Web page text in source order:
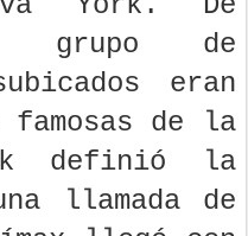
York. De
grupo de
eran
famosas de la
definió la
llamada de